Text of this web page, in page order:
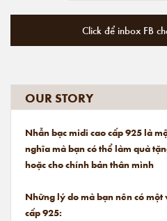
Click để inbox FB
OUR STORY
Nhẫn bạc midi cao cấp 925 là
nghĩa mà bạn có thể làm quà
hoặc cho chính bản thân mình
Những lý do mà bạn nên có
cấp 925: